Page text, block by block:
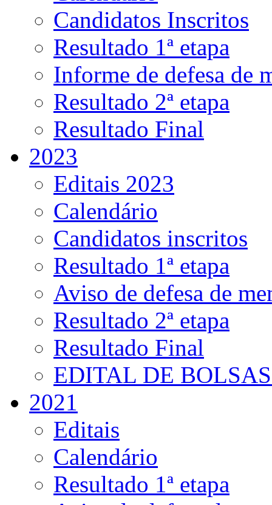
Candidatos Inscritos
Resultado 1ª etapa
Informe de defesa de
Resultado 2ª etapa
Resultado Final
2023
Editais 2023
Calendário
Candidatos inscritos
Resultado 1ª etapa
Aviso de defesa de
Resultado 2ª etapa
Resultado Final
EDITAL DE
2021
Editais
Calendário
Resultado 1ª etapa